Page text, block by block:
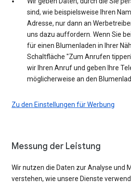
sind, wie beispielsweise Ihren
Adresse, nur dann an
uns dazu auffordern. Wenn Sie
für einen Blumenladen in Ihrer
Schaltfläche "Zum Anrufen
wir Ihren Anruf und geben Ihre
möglicherweise an den
Zu den Einstellungen für Werbung
Messung der Leistung
Wir nutzen die Daten zur Analyse und
verstehen, wie unsere Dienste